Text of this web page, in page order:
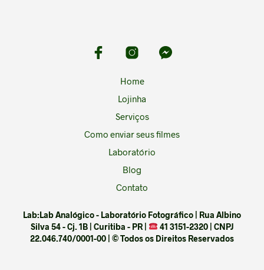
Home
Lojinha
Serviços
Como enviar seus filmes
Laboratório
Blog
Contato
Lab:Lab Analógico - Laboratório Fotográfico | Rua Albino
Silva 54 - Cj. 1B | Curitiba - PR |
41 3151-2320 | CNPJ
22.046.740/0001-00 | © Todos os Direitos Reservados